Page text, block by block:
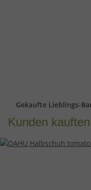
Gekaufte Lieblings-
Kunden